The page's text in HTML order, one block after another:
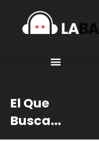
El Que
Busca...